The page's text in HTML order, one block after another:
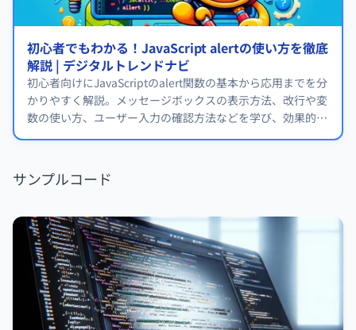
初心者でもわかる！JavaScript alertの使い方を徹底
解説 | デジタルトレンドナビ
初心者向けにJavaScriptのalert関数の基本から応用までを分
かりやすく解説。メッセージボックスの表示方法、改行や変
数の使い方、ユーザー入力の確認方法などを学び、効果的な
使い方をマスターしましょう。
サンプルコード